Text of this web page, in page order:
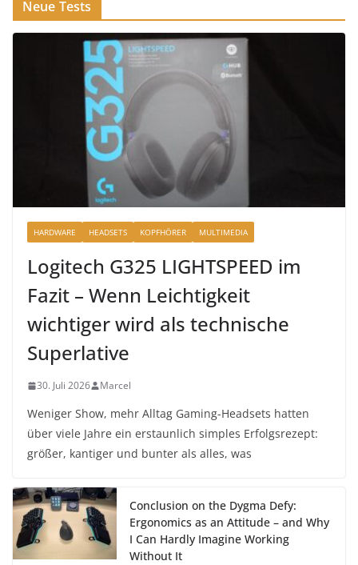
Neue Tests
HARDWARE HEADSETS KOPFHÖRER MULTIMEDIA
Logitech G325 LIGHTSPEED im
Fazit – Wenn Leichtigkeit
wichtiger wird als technische
Superlative
30. Juli 2026 Marcel
Weniger Show, mehr Alltag Gaming-Headsets hatten
über viele Jahre ein erstaunlich simples Erfolgsrezept:
größer, kantiger und bunter als alles, was
Conclusion on the Dygma Defy:
Ergonomics as an Attitude – and Why
I Can Hardly Imagine Working
Without It